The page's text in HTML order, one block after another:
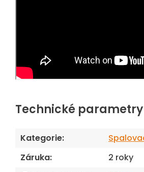
Technické parametry
Kategorie:
Záruka: 2 roky